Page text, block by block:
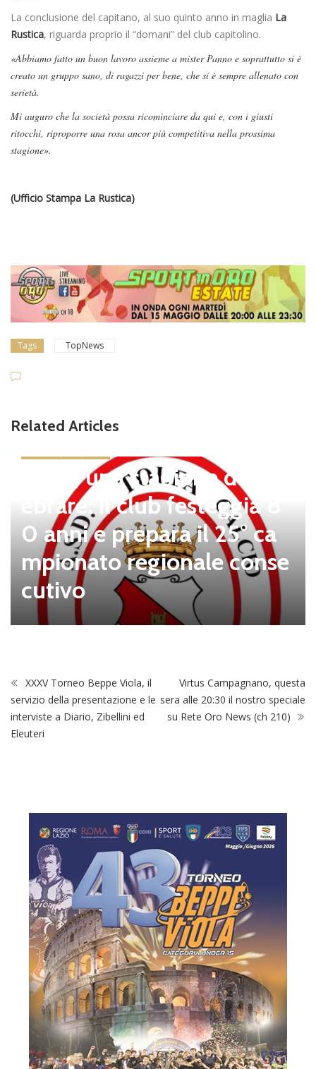
La conclusione del capitano, al suo quinto anno in maglia La
Rustica, riguarda proprio il “domani” del club capitolino.
«Abbiamo fatto un buon lavoro assieme a mister Panno e soprattutto si è
creato un gruppo sano, di ragazzi per bene, che si è sempre allenato con
serietà.
Mi auguro che la società possa ricominciare da qui e, con i giusti
ritocchi, riproporre una rosa ancor più competitiva nella prossima
stagione».
(Ufficio Stampa La Rustica)
Tags TopNews
Related Articles
Tolfa, una stagione da cel
ebrare: il club festeggia 8
0 anni e prepara il 25° ca
mpionato regionale conse
cutivo
XXXV Torneo Beppe Viola, il
servizio della presentazione e le
interviste a Diario, Zibellini ed
Eleuteri
Virtus Campagnano, questa
sera alle 20:30 il nostro speciale
su Rete Oro News (ch 210)